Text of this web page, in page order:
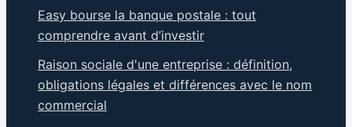
Easy bourse la banque postale : tout
comprendre avant d’investir
Raison sociale d'une entreprise : définition,
obligations légales et différences avec le nom
commercial